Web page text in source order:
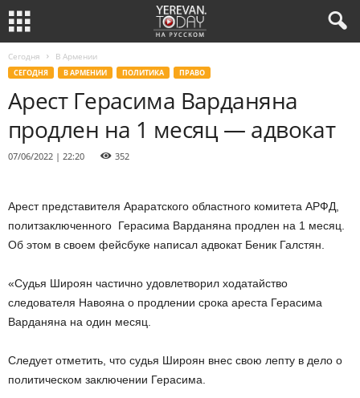
Сегодня В Армении
СЕГОДНЯ В АРМЕНИИ ПОЛИТИКА ПРАВО
Арест Герасима Варданяна
продлен на 1 месяц — адвокат
07/06/2022 | 22:20 352
Арест представителя Араратского областного комитета АРФД,
политзаключенного Герасима Варданяна продлен на 1 месяц.
Об этом в своем фейсбуке написал адвокат Беник Галстян.
«Судья Широян частично удовлетворил ходатайство
следователя Навояна о продлении срока ареста Герасима
Варданяна на один месяц.
Следует отметить, что судья Широян внес свою лепту в дело о
политическом заключении Герасима.